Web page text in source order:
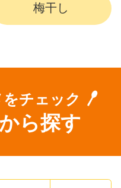
梅干し
チェック
ら探す